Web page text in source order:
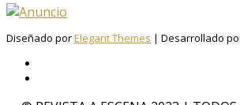
Diseñado porElegant Themes | Desarrollado